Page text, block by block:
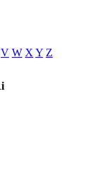
V W X Y Z